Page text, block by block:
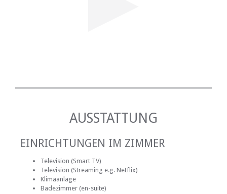
AUSSTATTUNG
EINRICHTUNGEN IM ZIMMER
Television (Smart TV)
Television (Streaming e.g. Netflix)
Klimaanlage
Badezimmer (en-suite)